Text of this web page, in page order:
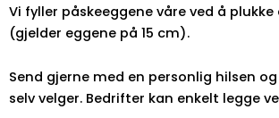
Vi fyller påskeeggene våre ved å
(gjelder eggene på 15 cm).
Send gjerne med en personlig hilsen
selv velger. Bedrifter kan enkelt legge